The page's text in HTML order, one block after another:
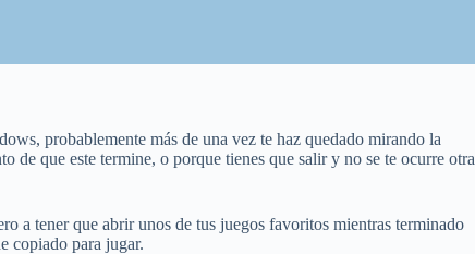
probablemente más de una vez te haz quedado mirando la
de que este termine, o porque tienes que salir y no se te ocurre otra
a tener que abrir unos de tus juegos favoritos mientras terminado
copiado para jugar.